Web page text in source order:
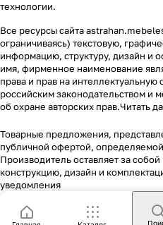
технологии.
Все ресурсы сайта
ограничиваясь) текстовую,
информацию, структуру, дизайн и
имя, фирменное наименование
права и прав на
российским законодательством
об охране авторских прав.Читать
Товарные предложения,
публичной офертой,
Производитель оставляет за
конструкцию, дизайн и
уведомления